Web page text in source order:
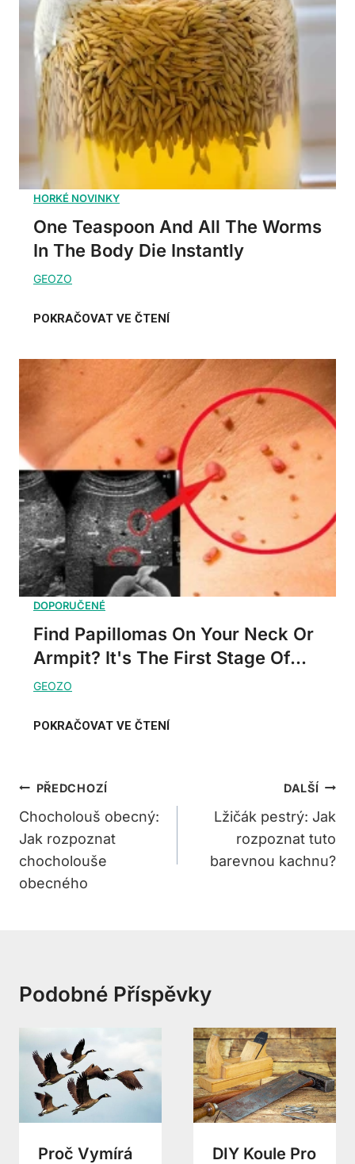
One Teaspoon And All The Worms
In The Body Die Instantly
Find Papillomas On Your Neck Or
Armpit? It's The First Stage Of...
Navigace
Pro
Příspěvek
PŘEDCHOZÍ
Chocholouš obecný:
Jak rozpoznat
chocholouše
obecného
DALŠÍ
Lžičák pestrý: Jak
rozpoznat tuto
barevnou kachnu?
Podobné Příspěvky
Proč Vymírá
DIY Koule Pro